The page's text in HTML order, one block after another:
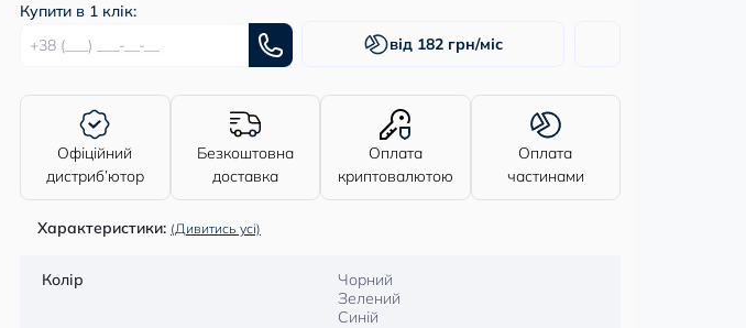
Купити в 1 клік:
від 182 грн/міс
Офіційний
дистриб’ютор
Безкоштовна
доставка
Оплата
криптовалютою
Оплата
частинами
Характеристики: (Дивитись усі)
Колір
Чорний
Зелений
Синій